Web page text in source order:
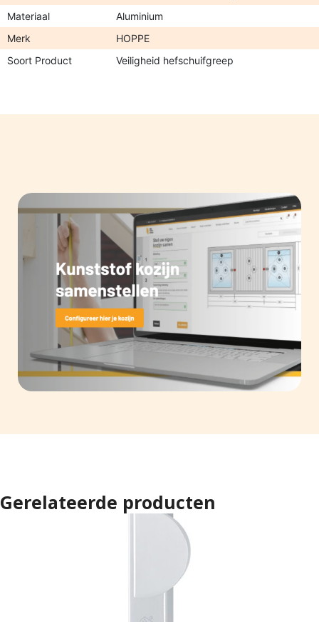
Materiaal
Aluminium
Merk
HOPPE
Soort Product
Veiligheid hefschuifgreep
Gerelateerde producten